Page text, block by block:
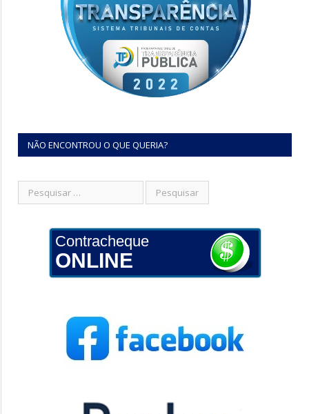
NÃO ENCONTROU O QUE QUERIA?
Contracheque
ONLINE